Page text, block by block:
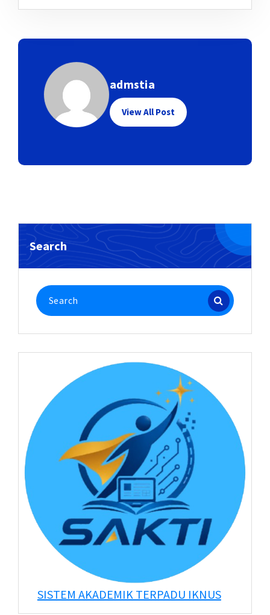
admstia
View All Post
Search
Search
for:
SISTEM AKADEMIK TERPADU IKNUS